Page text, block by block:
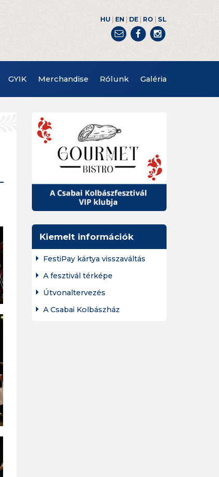
HU | EN | DE | RO | SL
GYIK Merchandise Rólunk Galéria
Kiemelt információk
FestiPay kártya visszaváltás
A fesztivál térképe
Útvonaltervezés
A Csabai Kolbászház